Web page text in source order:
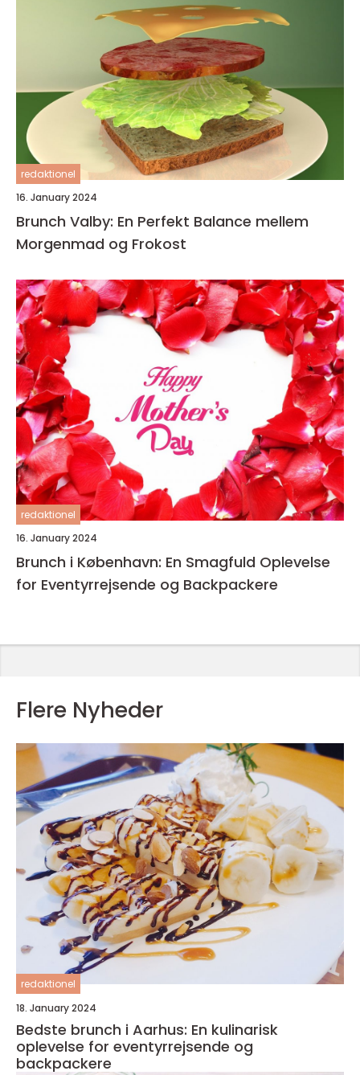
redaktionel
16. January 2024
Brunch Valby: En Perfekt Balance mellem
Morgenmad og Frokost
redaktionel
16. January 2024
Brunch i København: En Smagfuld Oplevelse
for Eventyrrejsende og Backpackere
Flere Nyheder
redaktionel
18. January 2024
Bedste brunch i Aarhus: En kulinarisk
oplevelse for eventyrrejsende og
backpackere